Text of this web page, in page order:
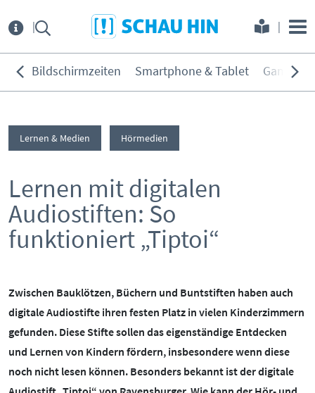
Bildschirmzeiten Smartphone & Tablet Games
Lernen & Medien Hörmedien
Lernen mit digitalen
Audiostiften: So
funktioniert „Tiptoi“
Zwischen Bauklötzen, Büchern und Buntstiften haben auch
digitale Audiostifte ihren festen Platz in vielen Kinderzimmern
gefunden. Diese Stifte sollen das eigenständige Entdecken
und Lernen von Kindern fördern, insbesondere wenn diese
noch nicht lesen können. Besonders bekannt ist der digitale
Über
Service
KONTAKT
INITIATIVE
PARTNER
KOOPERATIONEN
BEIRAT
BOTSCHAFTERINNEN
IMPRESSUM
ELTERNANGEBOTE
MEDIENKURSE
ONLINE-GAME
PRESSE
MEDIATHEK
MEDIENCOACHES
MATERIALIEN
THEMEN:
Bildschirmzeiten
Smartphone & Tablet
Soziale Netzwerke
Filme & Serien
Surfen
WEITERE THEMEN: